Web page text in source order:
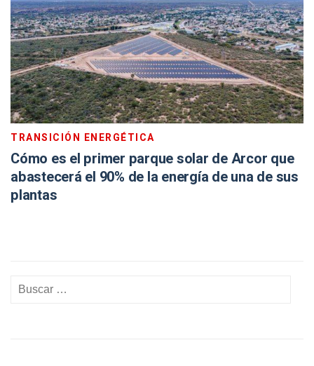
TRANSICIÓN ENERGÉTICA
Cómo es el primer parque solar de Arcor que
abastecerá el 90% de la energía de una de sus
plantas